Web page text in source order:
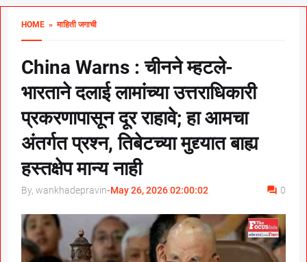
HOME » माहिती जगाची
China Warns : चीनने म्हटले-
भारताने दलाई लामांच्या उत्तराधिकारी
प्रकरणापासून दूर राहावे; हा आमचा
अंतर्गत प्रश्न, तिबेटच्या मुद्द्यात बाह्य
हस्तक्षेप मान्य नाही
By, wankhadepravin-May 26, 2026 02:00:02 0